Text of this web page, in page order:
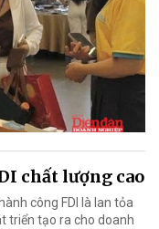
chất lượng cao
công FDI là lan tỏa
triển tạo ra cho doanh